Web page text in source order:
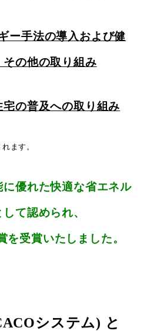
ー手法の導入 および健
その他の取り組み
の普及への取り組み
ます。
に優れた快適な省エネル
て認められ、
を受賞いたしました。
システム) と